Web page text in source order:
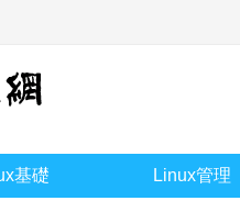
基礎 Linux管理